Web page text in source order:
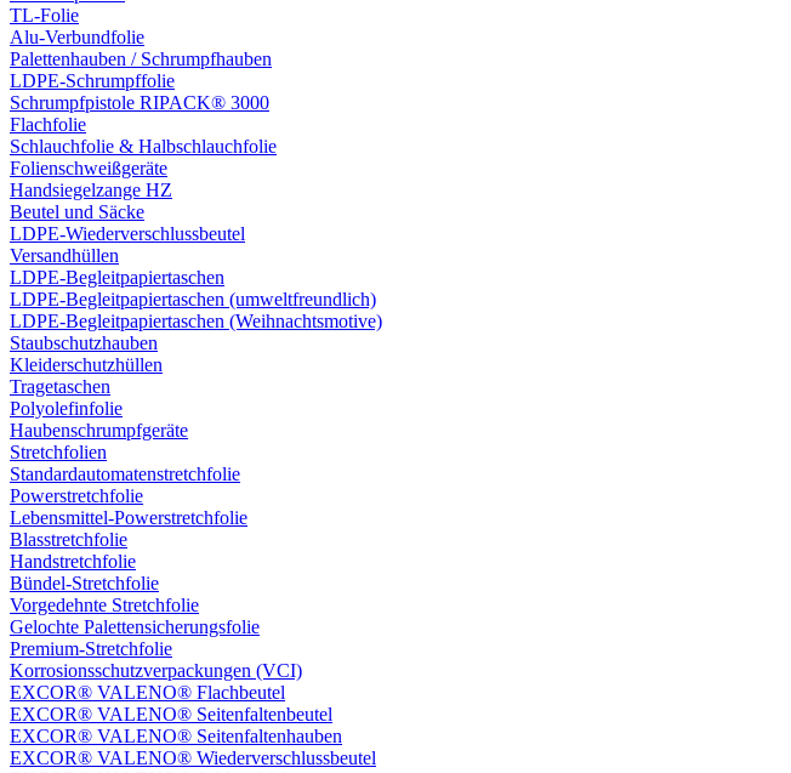
TL-Folie
Alu-Verbundfolie
Palettenhauben / Schrumpfhauben
LDPE-Schrumpffolie
Schrumpfpistole RIPACK® 3000
Flachfolie
Schlauchfolie & Halbschlauchfolie
Folienschweißgeräte
Handsiegelzange HZ
Beutel und Säcke
LDPE-Wiederverschlussbeutel
Versandhüllen
LDPE-Begleitpapiertaschen
LDPE-Begleitpapiertaschen (umweltfreundlich)
LDPE-Begleitpapiertaschen (Weihnachtsmotive)
Staubschutzhauben
Kleiderschutzhüllen
Tragetaschen
Polyolefinfolie
Haubenschrumpfgeräte
Stretchfolien
Standardautomatenstretchfolie
Powerstretchfolie
Lebensmittel-Powerstretchfolie
Blasstretchfolie
Handstretchfolie
Bündel-Stretchfolie
Vorgedehnte Stretchfolie
Gelochte Palettensicherungsfolie
Premium-Stretchfolie
Korrosionsschutzverpackungen (VCI)
EXCOR® VALENO® Flachbeutel
EXCOR® VALENO® Seitenfaltenbeutel
EXCOR® VALENO® Seitenfaltenhauben
EXCOR® VALENO® Wiederverschlussbeutel